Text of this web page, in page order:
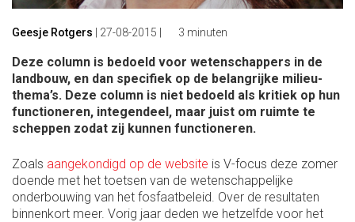
Geesje Rotgers 27-08-2015 3 minuten
Deze column is bedoeld voor wetenschappers in de
landbouw, en dan specifiek op de belangrijke milieu-
thema’s. Deze column is niet bedoeld als kritiek op hun
functioneren, integendeel, maar juist om ruimte te
scheppen zodat zij kunnen functioneren.
Zoals aangekondigd op de website is V-focus deze zomer
doende met het toetsen van de wetenschappelijke
onderbouwing van het fosfaatbeleid. Over de resultaten
binnenkort meer. Vorig jaar deden we hetzelfde voor het